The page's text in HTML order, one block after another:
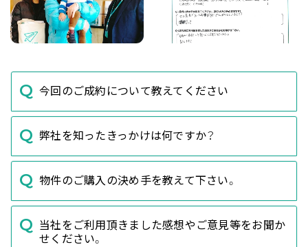
今回のご成約について教えてください
弊社を知ったきっかけは何ですか？
物件のご購入の決め手を教えて下さい。
当社をご利用頂きました感想やご意見等をお聞か
せください。